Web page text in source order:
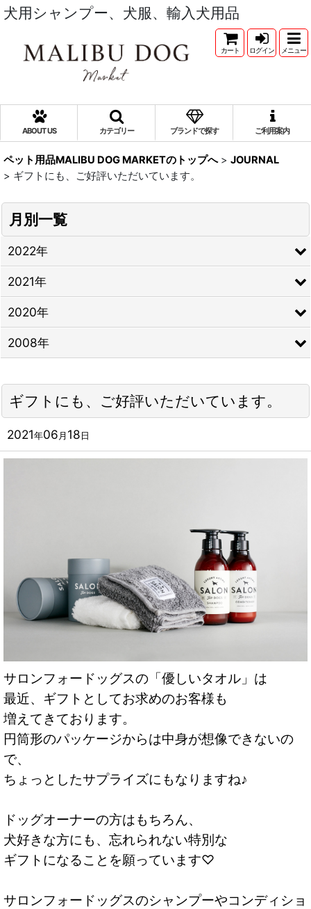
犬用シャンプー、犬服、輸入犬用品
カート ログイン メニュー
ABOUT US カテゴリー ブランドで探す ご利用案内
ペット用品MALIBU DOG MARKETのトップへ > JOURNAL
> ギフトにも、ご好評いただいています。
ギフトにも、ご好評いただいています。
2021年06 月18日
サロンフォードッグスの「優しいタオル」は
最近、ギフトとしてお求めのお客様も
増えてきております。
円筒形のパッケージからは中身が想像できないの
で、
ちょっとしたサプライズにもなりますね♪
ドッグオーナーの方はもちろん、
犬好きな方にも、忘れられない特別な
ギフトになることを願っています♡
サロンフォードッグスのシャンプーやコンディショ
月別一覧
2022年
2021年
2020年
2008年